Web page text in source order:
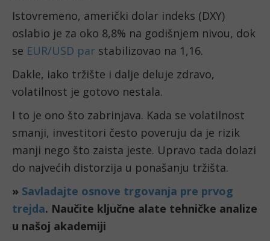
Istovremeno, američki dolar indeks (DXY)
oslabio je za oko 8,8% na godišnjem nivou, dok
se EUR/USD par stabilizovao na 1,16.
Dakle, iako tržište i dalje deluje zdravo,
volatilnost je gotovo nestala.
I to je ono što zabrinjava. Kada se volatilnost
smanji, investitori često poveruju da je rizik
manji nego što zaista jeste. Upravo tada dolazi
do najvećih distorzija u ponašanju tržišta.
» Savladajte osnove trgovanja pre prvog
trejda. Naučite ključne alate tehničke analize
u našoj akademiji